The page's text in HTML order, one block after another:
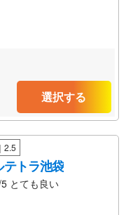
選択する
2.5
トラ池袋
とても良い